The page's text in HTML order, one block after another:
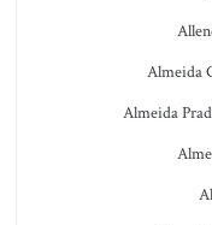
Almeida
Almeida